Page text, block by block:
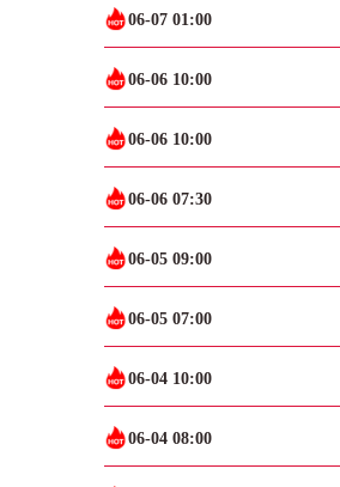
06-07 01:00
06-06 10:00
06-06 10:00
06-06 07:30
06-05 09:00
06-05 07:00
06-04 10:00
06-04 08:00